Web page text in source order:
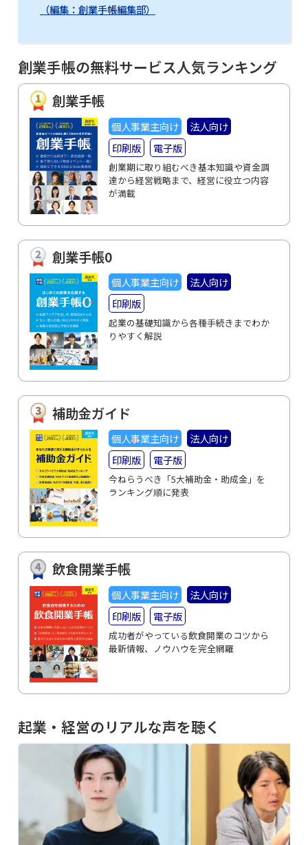
（編集：創業手帳編集部）
創業手帳の無料サービス人気ランキング
創業手帳
個人事業主向け
法人向け
印刷版
電子版
創業期に取り組むべき基本知識や資金調
達から経営戦略まで、経営に役立つ内容
が満載
創業手帳0
個人事業主向け
法人向け
印刷版
起業の基礎知識から各種手続きまでわか
りやすく解説
補助金ガイド
個人事業主向け
法人向け
印刷版
電子版
今ねらうべき「5大補助金・助成金」を
ランキング順に発表
飲食開業手帳
個人事業主向け
法人向け
印刷版
電子版
成功者がやっている飲食開業のコツから
最新情報、ノウハウを完全網羅
起業・経営のリアルな声を聴く